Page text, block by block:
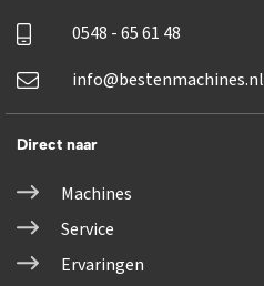
0548 - 65 61 48
info@bestenmachines.nl
Direct naar
Machines
Service
Ervaringen